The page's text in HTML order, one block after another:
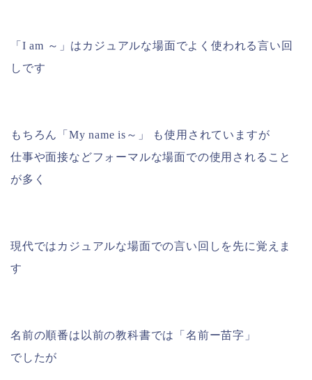
「I am ～」はカジュアルな場面でよく使われる言い回
しです
もちろん「My name is～」 も使用されていますが
仕事や面接などフォーマルな場面での使用されること
が多く
現代ではカジュアルな場面での言い回しを先に覚えま
す
名前の順番は以前の教科書では「名前ー苗字」
でしたが